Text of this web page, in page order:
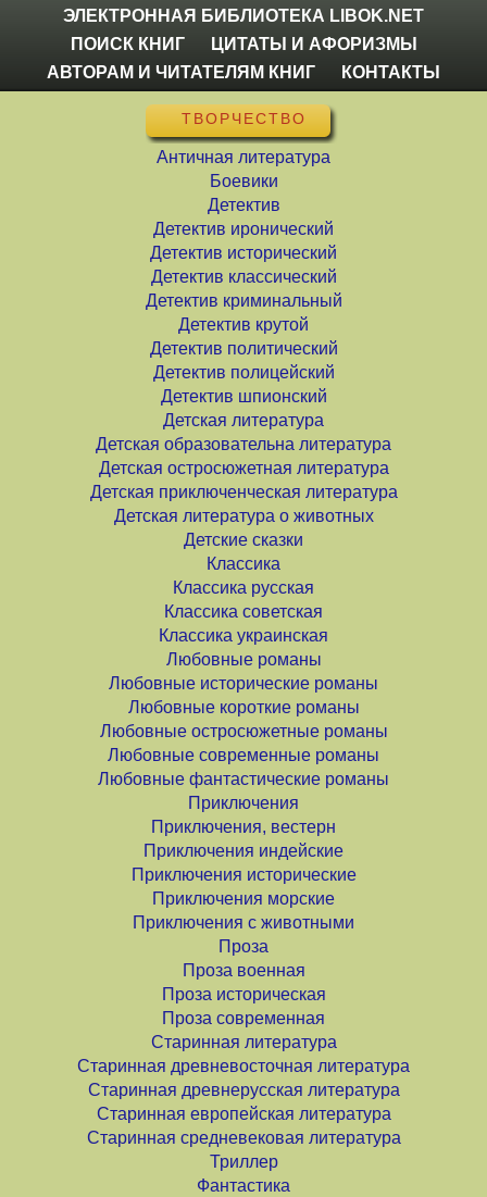
ЭЛЕКТРОННАЯ БИБЛИОТЕКА LIBOK.NET
ПОИСК КНИГ
ЦИТАТЫ И АФОРИЗМЫ
АВТОРАМ И ЧИТАТЕЛЯМ КНИГ
КОНТАКТЫ
ТВОРЧЕСТВО
Античная литература
Боевики
Детектив
Детектив иронический
Детектив исторический
Детектив классический
Детектив криминальный
Детектив крутой
Детектив политический
Детектив полицейский
Детектив шпионский
Детская литература
Детская образовательна литература
Детская остросюжетная литература
Детская приключенческая литература
Детская литература о животных
Детские сказки
Классика
Классика русская
Классика советская
Классика украинская
Любовные романы
Любовные исторические романы
Любовные короткие романы
Любовные остросюжетные романы
Любовные современные романы
Любовные фантастические романы
Приключения
Приключения, вестерн
Приключения индейские
Приключения исторические
Приключения морские
Приключения с животными
Проза
Проза военная
Проза историческая
Проза современная
Старинная литература
Старинная древневосточная литература
Старинная древнерусская литература
Старинная европейская литература
Старинная средневековая литература
Триллер
Фантастика